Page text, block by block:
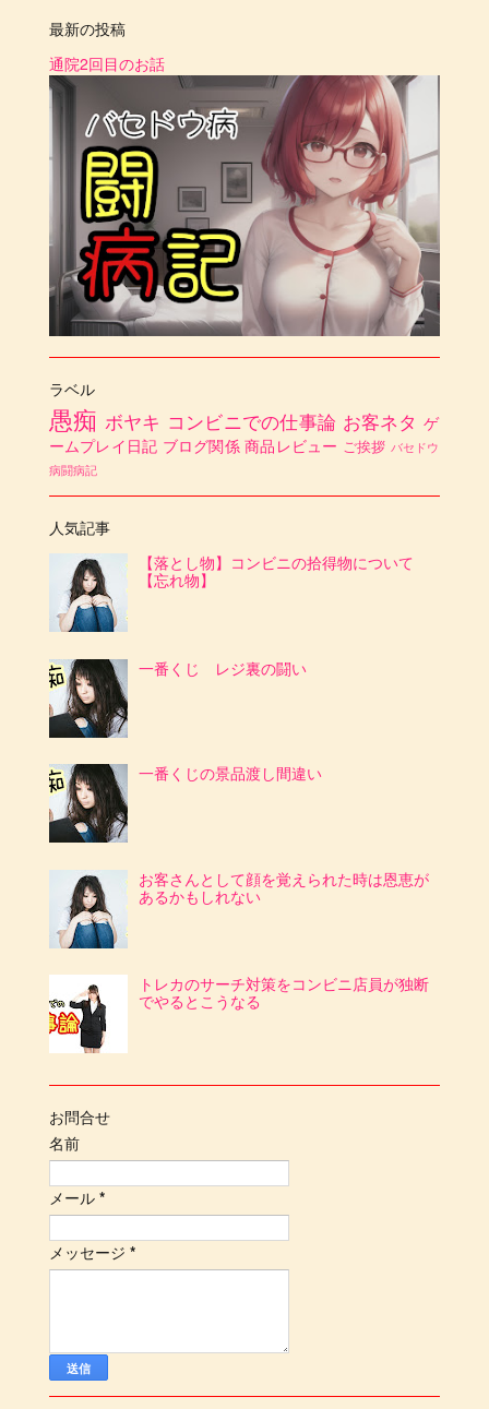
最新の投稿
通院2回目のお話
ラベル
愚痴 ボヤキ コンビニでの仕事論 お客ネタ ゲ
ームプレイ日記 ブログ関係 商品レビュー ご挨拶 バセドウ
病闘病記
人気記事
【落とし物】コンビニの拾得物について
【忘れ物】
一番くじ レジ裏の闘い
一番くじの景品渡し間違い
お客さんとして顔を覚えられた時は恩恵が
あるかもしれない
トレカのサーチ対策をコンビニ店員が独断
でやるとこうなる
お問合せ
名前
メール *
メッセージ *